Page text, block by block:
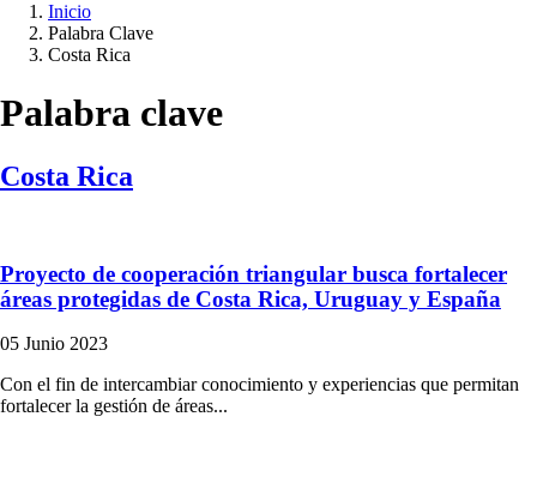
Ruta
navegación
Inicio
Palabra Clave
Costa Rica
Palabra clave
Costa Rica
Proyecto de cooperación triangular busca fortalecer
áreas protegidas de Costa Rica, Uruguay y España
05 Junio 2023
Con el fin de intercambiar conocimiento y experiencias que permitan
fortalecer la gestión de áreas...